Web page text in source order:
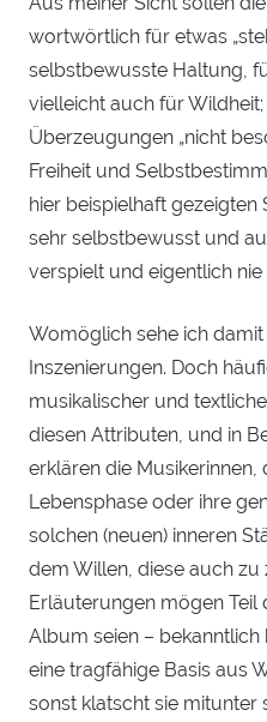
wortwörtlich für etwas
selbstbewusste Haltung,
vielleicht auch für
Überzeugungen „nicht
Freiheit und
hier beispielhaft
sehr selbstbewusst und
verspielt und eigentlich
Womöglich sehe ich
Inszenierungen. Doch
musikalischer und
diesen Attributen, und in
erklären die
Lebensphase oder ihre
solchen (neuen) inneren
dem Willen, diese auch zu
Erläuterungen mögen
Album seien –
eine tragfähige Basis aus
sonst klatscht sie mitunter